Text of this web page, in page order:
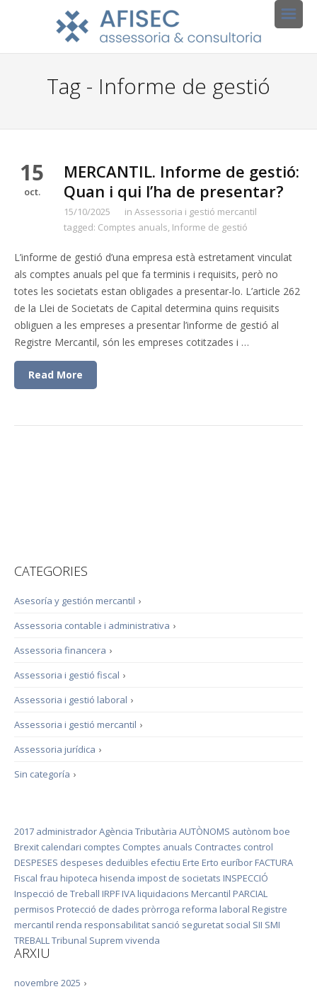
Tag - Informe de gestió
15
oct.
MERCANTIL. Informe de gestió:
Quan i qui l’ha de presentar?
15/10/2025 in Assessoria i gestió mercantil
tagged: Comptes anuals, Informe de gestió
L’informe de gestió d’una empresa està estretament vinculat
als comptes anuals pel que fa terminis i requisits, però no
totes les societats estan obligades a presentar-lo. L’article 262
de la Llei de Societats de Capital determina quins requisits
obliguen a les empreses a presentar l’informe de gestió al
Registre Mercantil, són les empreses cotitzades i …
Read More
CATEGORIES
›
Asesoría y gestión mercantil
›
Assessoria contable i administrativa
›
Assessoria financera
›
Assessoria i gestió fiscal
›
Assessoria i gestió laboral
›
Assessoria i gestió mercantil
›
Assessoria jurídica
›
Sin categoría
2017 administradorAgència Tributària AUTÒNOMS autònom boe
Brexit calendari comptes Comptes anuals Contractes control
DESPESES despeses deduïbles efectiu Erte Erto euríbor FACTURA
Fiscal frau hipoteca hisenda impost de societats INSPECCIÓ
Inspecció de Treball IRPF IVA liquidacions Mercantil PARCIAL
permisos Protecció de dades pròrroga reforma laboral Registre
mercantil renda responsabilitat sanció seguretat social SII SMI
TREBALLTribunal Suprem vivenda
ARXIU
›
novembre 2025